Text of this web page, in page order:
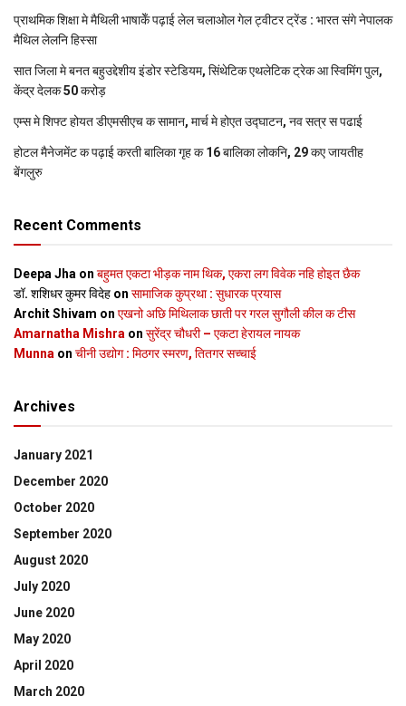
प्राथमिक शि‍क्षा मे मैथि‍ली भाषाकेँ पढ़ाई लेल चलाओल गेल ट्वीटर ट्रेंड : भारत संगे नेपालक
मैथिल लेलनि हिस्सा
सात जिला मे बनत बहुउद्देशीय इंडोर स्‍टेडि‍यम, सिंथेटिक एथलेटिक ट्रेक आ स्विमिंग पुल,
केंद्र देलक 50 करोड़
एम्स मे शिफ्ट होयत डीएमसीएच क सामान, मार्च मे होएत उद्घाटन, नव सत्र स पढाई
होटल मैनेजमेंट क पढ़ाई करती बालिका गृह क 16 बालिका लोकनि, 29 कए जायतीह
बेंगलुरु
Recent Comments
Deepa Jha on बहुमत एकटा भीड़क नाम थिक, एकरा लग विवेक नहि होइत छैक
डॉ. शशिधर कुमर विदेह on सामाजिक कुप्रथा : सुधारक प्रयास
Archit Shivam on एखनो अछि मिथिलाक छाती पर गरल सुगौली कील क टीस
Amarnatha Mishra on सुरेंद्र चौधरी – एकटा हेरायल नायक
Munna on चीनी उद्योग : मिठगर स्‍मरण, तितगर सच्‍चाई
Archives
January 2021
December 2020
October 2020
September 2020
August 2020
July 2020
June 2020
May 2020
April 2020
March 2020